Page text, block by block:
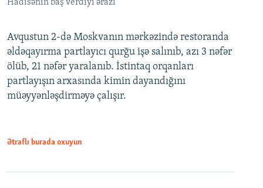
Hadisənin baş verdiyi ərazi
Avqustun 2-də Moskvanın mərkəzində restoranda
əldəqayırma partlayıcı qurğu işə salınıb, azı 3 nəfər
ölüb, 21 nəfər yaralanıb. İstintaq orqanları
partlayışın arxasında kimin dayandığını
müəyyənləşdirməyə çalışır.
Ətraflı burada oxuyun